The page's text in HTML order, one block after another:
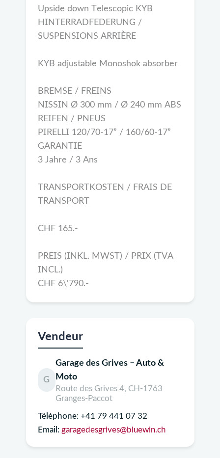
Upside down Telescopic KYB
HINTERRADFEDERUNG /
SUSPENSIONS ARRIÈRE
KYB adjustable Monoshok absorber
BREMSE / FREINS
NISSIN Ø 300 mm / Ø 240 mm ABS
REIFEN / PNEUS
PIRELLI 120/70-17” / 160/60-17”
GARANTIE
3 Jahre / 3 Ans
TRANSPORTKOSTEN / FRAIS DE
TRANSPORT
CHF 165.-
PREIS (INKL. MWST) / PRIX (TVA
INCL.)
CHF 6\'790.-
Vendeur
G
Garage des Grives – Auto &
Moto
Route des Grives 4, CH-1763
Granges-Paccot
Téléphone:+41 79 441 07 32
Email: garagedesgrives@bluewin.ch